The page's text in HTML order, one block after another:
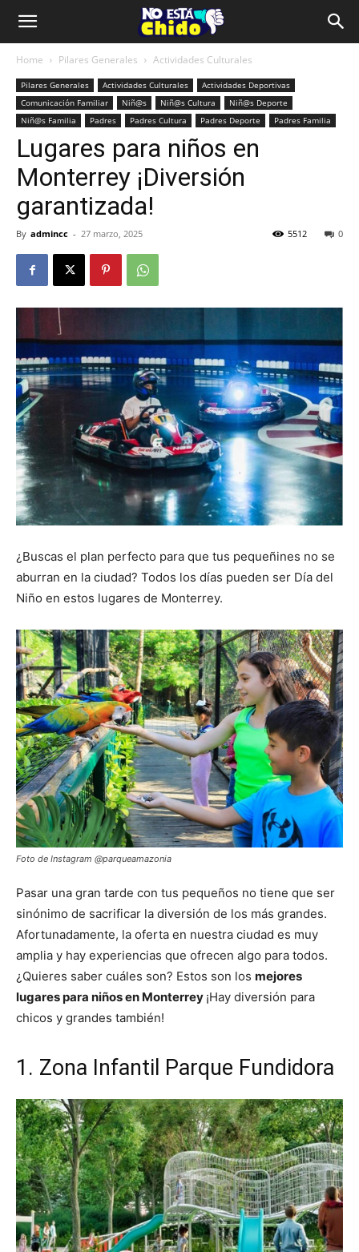
Home Pilares Generales Actividades Culturales
Pilares Generales Actividades Culturales
Actividades Deportivas
Comunicación Familiar
Niñ@s Niñ@s Cultura
Niñ@s Deporte
Niñ@s Familia
Padres Padres Cultura Padres Deporte Padres Familia
Lugares para niños en
Monterrey ¡Diversión
garantizada!
By admincc - 27 marzo, 2025 0
5512
¿Buscas el plan perfecto para que tus pequeñines no se
aburran en la ciudad? Todos los días pueden ser Día del
Niño en estos lugares de Monterrey.
Foto de Instagram @parqueamazonia
Pasar una gran tarde con tus pequeños no tiene que ser
sinónimo de sacrificar la diversión de los más grandes.
Afortunadamente, la oferta en nuestra ciudad es muy
amplia y hay experiencias que ofrecen algo para todos.
¿Quieres saber cuáles son? Estos son los mejores
lugares para niños en Monterrey ¡Hay diversión para
chicos y grandes también!
1. Zona Infantil Parque Fundidora